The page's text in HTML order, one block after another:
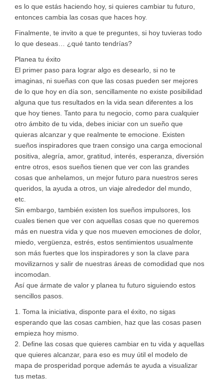
es lo que estás haciendo hoy, si quieres cambiar tu futuro,
entonces cambia las cosas que haces hoy.
Finalmente, te invito a que te preguntes, si hoy tuvieras todo
lo que deseas… ¿qué tanto tendrías?
Planea tu éxito
El primer paso para lograr algo es desearlo, si no te
imaginas, ni sueñas con que las cosas pueden ser mejores
de lo que hoy en día son, sencillamente no existe posibilidad
alguna que tus resultados en la vida sean diferentes a los
que hoy tienes. Tanto para tu negocio, como para cualquier
otro ámbito de tu vida, debes iniciar con un sueño que
quieras alcanzar y que realmente te emocione. Existen
sueños inspiradores que traen consigo una carga emocional
positiva, alegría, amor, gratitud, interés, esperanza, diversión
entre otros, esos sueños tienen que ver con las grandes
cosas que anhelamos, un mejor futuro para nuestros seres
queridos, la ayuda a otros, un viaje alrededor del mundo,
etc.
Sin embargo, también existen los sueños impulsores, los
cuales tienen que ver con aquellas cosas que no queremos
más en nuestra vida y que nos mueven emociones de dolor,
miedo, vergüenza, estrés, estos sentimientos usualmente
son más fuertes que los inspiradores y son la clave para
movilizarnos y salir de nuestras áreas de comodidad que nos
incomodan.
Así que ármate de valor y planea tu futuro siguiendo estos
sencillos pasos.
1. Toma la iniciativa, disponte para el éxito, no sigas
esperando que las cosas cambien, haz que las cosas pasen
empieza hoy mismo.
2. Define las cosas que quieres cambiar en tu vida y aquellas
que quieres alcanzar, para eso es muy útil el modelo de
mapa de prosperidad porque además te ayuda a visualizar
tus metas.